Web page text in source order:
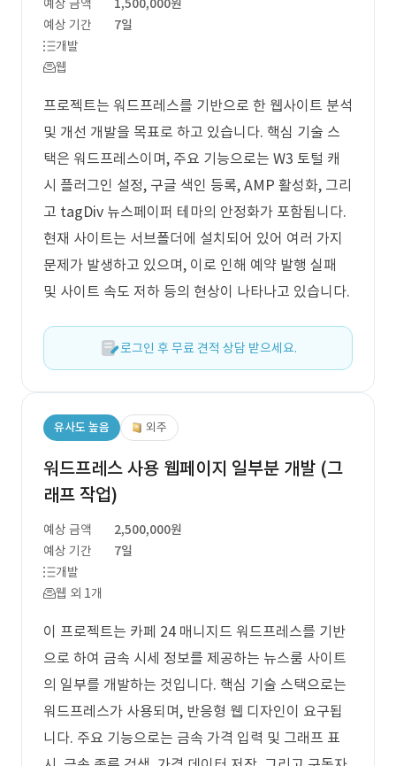
예상 금액
1,500,000원
예상 기간
7일
개발
웹
프로젝트는 워드프레스를 기반으로 한 웹사이트 분석
및 개선 개발을 목표로 하고 있습니다. 핵심 기술 스
택은 워드프레스이며, 주요 기능으로는 W3 토털 캐
시 플러그인 설정, 구글 색인 등록, AMP 활성화, 그리
고 tagDiv 뉴스페이퍼 테마의 안정화가 포함됩니다.
현재 사이트는 서브폴더에 설치되어 있어 여러 가지
문제가 발생하고 있으며, 이로 인해 예약 발행 실패
및 사이트 속도 저하 등의 현상이 나타나고 있습니다.
로그인 후 무료 견적 상담 받으세요.
유사도 높음 외주
워드프레스 사용 웹페이지 일부분 개발 (그
래프 작업)
예상 금액
2,500,000원
예상 기간
7일
개발
웹 외 1개
이 프로젝트는 카페 24 매니지드 워드프레스를 기반
으로 하여 금속 시세 정보를 제공하는 뉴스룸 사이트
의 일부를 개발하는 것입니다. 핵심 기술 스택으로는
워드프레스가 사용되며, 반응형 웹 디자인이 요구됩
니다. 주요 기능으로는 금속 가격 입력 및 그래프 표